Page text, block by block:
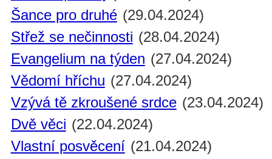
Šance pro druhé (29.04.2024)
Střež se nečinnosti (28.04.2024)
Evangelium na týden (27.04.2024)
Vědomí hříchu (27.04.2024)
Vzývá tě zkroušené srdce (23.04.2024)
Dvě věci (22.04.2024)
Vlastní posvěcení (21.04.2024)